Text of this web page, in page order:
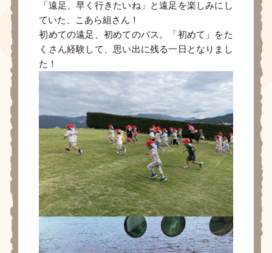
「遠足、早く行きたいね」と遠足を楽しみにし
ていた、こあら組さん！
初めての遠足、初めてのバス。「初めて」をた
くさん経験して、思い出に残る一日となりまし
た！